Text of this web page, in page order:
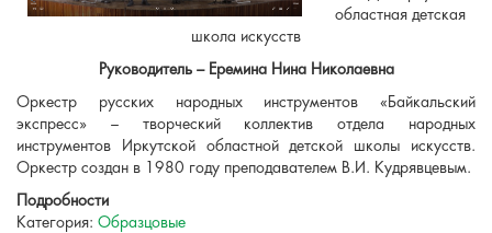
областная детская
школа искусств
Руководитель – Еремина Нина Николаевна
Оркестр русских народных инструментов «Байкальский
экспресс» – творческий коллектив отдела народных
инструментов Иркутской областной детской школы искусств.
Оркестр создан в 1980 году преподавателем В.И. Кудрявцевым.
Подробности
Категория: Образцовые